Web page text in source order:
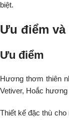
biệt.
Ưu điểm
Ưu điểm
Hương thơm thiên
Vetiver, Hoắc
Thiết kế đặc thù